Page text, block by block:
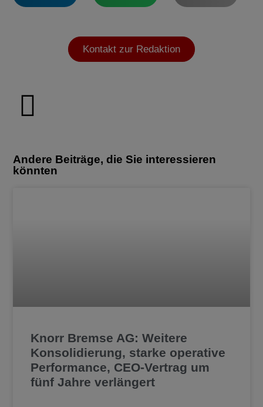
Kontakt zur Redaktion
Andere Beiträge, die Sie interessieren
könnten
Knorr Bremse AG: Weitere
Konsolidierung, starke operative
Performance, CEO-Vertrag um
fünf Jahre verlängert